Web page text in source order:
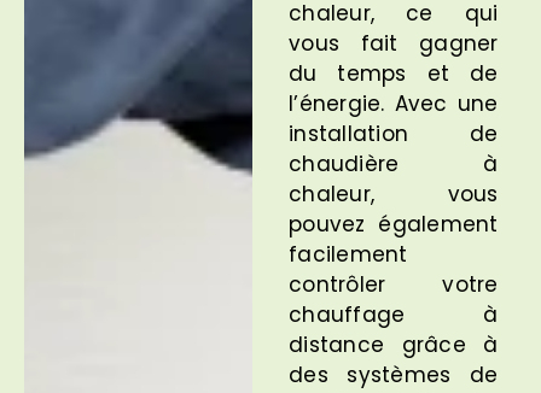
chaleur, ce qui
vous fait gagner
du temps et de
l’énergie. Avec une
installation de
chaudière à
chaleur, vous
pouvez également
facilement
contrôler votre
chauffage à
distance grâce à
des systèmes de